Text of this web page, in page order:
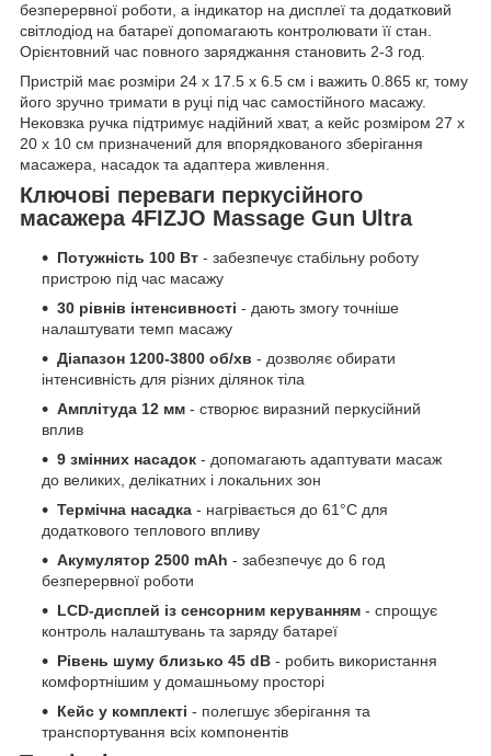
безперервної роботи, а індикатор на дисплеї та додатковий
світлодіод на батареї допомагають контролювати її стан.
Орієнтовний час повного заряджання становить 2-3 год.
Пристрій має розміри 24 x 17.5 x 6.5 см і важить 0.865 кг, тому
його зручно тримати в руці під час самостійного масажу.
Нековзка ручка підтримує надійний хват, а кейс розміром 27 x
20 x 10 см призначений для впорядкованого зберігання
масажера, насадок та адаптера живлення.
Ключові переваги перкусійного
масажера 4FIZJO Massage Gun Ultra
Потужність 100 Вт - забезпечує стабільну роботу
пристрою під час масажу
30 рівнів інтенсивності - дають змогу точніше
налаштувати темп масажу
Діапазон 1200-3800 об/хв - дозволяє обирати
інтенсивність для різних ділянок тіла
Амплітуда 12 мм - створює виразний перкусійний
вплив
9 змінних насадок - допомагають адаптувати масаж
до великих, делікатних і локальних зон
Термічна насадка - нагрівається до 61°C для
додаткового теплового впливу
Акумулятор 2500 mAh - забезпечує до 6 год
безперервної роботи
LCD-дисплей із сенсорним керуванням - спрощує
контроль налаштувань та заряду батареї
Рівень шуму близько 45 dB - робить використання
комфортнішим у домашньому просторі
Кейс у комплекті - полегшує зберігання та
транспортування всіх компонентів